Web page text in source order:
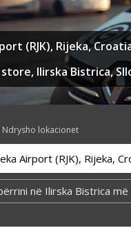
(RJK), Rijeka,
Ilirska Bistrica,
Ndrysho lokacionet